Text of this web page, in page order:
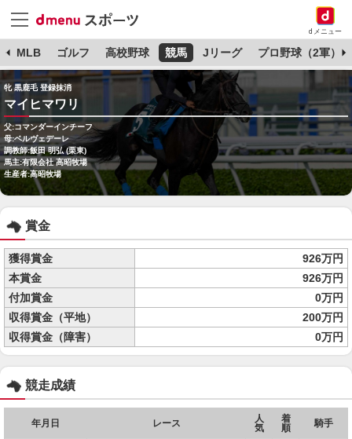
dメニュー
MLB ゴルフ 高校野球 競馬 Jリーグ プロ野球（2軍）
牝 黒鹿毛 登録抹消
マイヒマワリ
父:コマンダーインチーフ
母:ベルヴェデーレ
調教師:飯田 明弘 (栗東)
馬主:有限会社 高昭牧場
生産者:高昭牧場
賞金
獲得賞金
926万円
本賞金
926万円
付加賞金
0万円
収得賞金（平地）
200万円
収得賞金（障害）
0万円
競走成績
年月日 レース
人
気
着
順
騎手